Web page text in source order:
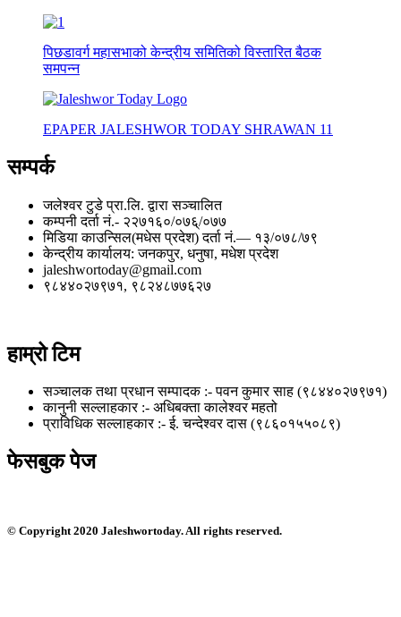
पिछडावर्ग महासभाको केन्द्रीय समितिको विस्तारित बैठक
समपन्न
EPAPER JALESHWOR TODAY SHRAWAN 11
सम्पर्क
जलेश्वर टुडे प्रा.लि. द्वारा सञ्चालित
कम्पनी दर्ता नं.- २२७१६०/०७६्/०७७
मिडिया काउन्सिल(मधेस प्रदेश) दर्ता नं.— १३/०७८/७९
केन्द्रीय कार्यालय: जनकपुर, धनुषा, मधेश प्रदेश
jaleshwortoday@gmail.com
९८४४०२७९७१, ९८२४८७७६२७
हाम्रो टिम
सञ्चालक तथा प्रधान सम्पादक :- पवन कुमार साह (९८४४०२७९७१)
कानुनी सल्लाहकार :- अधिबक्ता कालेश्वर महतो
प्राविधिक सल्लाहकार :- ई. चन्देश्वर दास (९८६०१५५०८९)
फेसबुक पेज
© Copyright 2020 Jaleshwortoday. All rights reserved.